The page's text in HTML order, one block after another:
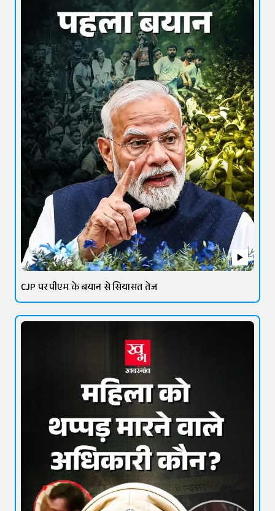
CJP पर पीएम के बयान से सियासत तेज